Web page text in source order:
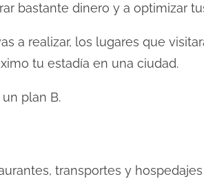
bastante dinero y a optimizar
a realizar, los lugares que
tu estadía en una ciudad.
plan B.
transportes y